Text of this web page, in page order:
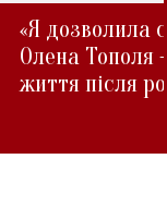
«Я дозволила
Олена Тополя
життя після